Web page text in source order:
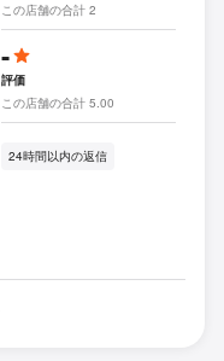
この店舗の合計 2
-
評価
この店舗の合計 5.00
24時間以内の返信